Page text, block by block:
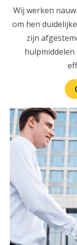
Wij werken
om hen
zijn